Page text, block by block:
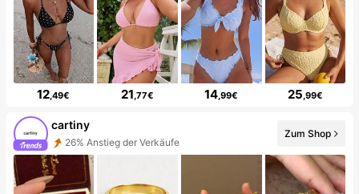
12,49€ 21,77€ 14,99€ 25,99€
cartiny
26% Anstieg der Verkäufe
Zum Shop